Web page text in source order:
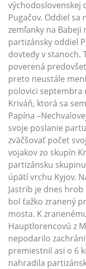
východoslovenskej
Pugačov. Oddiel sa
zemľanky na
partizánsky oddiel
dovtedy v stanoch.
poverená
preto neustále
polovici septembra
Kriváň, ktorá sa
Papína
svoje poslanie
zväčšovať počet
vojakov zo skupín
partizánsku
úpätí vrchu Kyjov.
Jastrib je dnes
bol ťažko zranený
mosta. K
Hauptlorencovú z
nepodarilo
premiestnil asi o 6
nahradila